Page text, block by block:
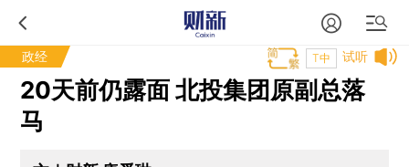
政经 试听
T中
20天前仍露面 北投集团原副总落
马